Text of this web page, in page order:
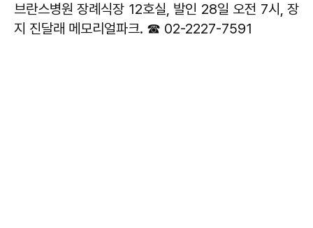
브란스병원 장례식장 12호실, 발인 28일 오전 7시, 장
지 진달래 메모리얼파크. ☎ 02-2227-7591